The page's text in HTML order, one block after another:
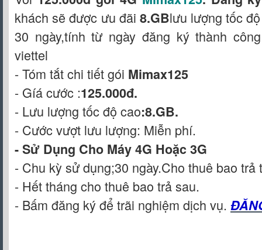
khách sẽ được ưu đãi 8.GBlưu lượng tốc
30 ngày,tính từ ngày đăng ký thành
viettel
- Tóm tắt chi tiết gói Mimax125
- Gíá cước :125.000đ.
- Lưu lượng tốc độ cao:8.GB.
- Cước vượt lưu lượng: Miễn phí.
- Sử Dụng Cho Máy 4G Hoặc 3G
- Chu kỳ sử dụng;30 ngày.Cho thuê bao trả
- Hết tháng cho thuê bao trả sau.
- Bấm đăng ký để trãi nghiệm dịch vụ.